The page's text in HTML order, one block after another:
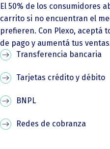
El 50% de los consumidores
carrito si no encuentran el
prefieren. Con Plexo, aceptá
de pago y aumentá tus
Transferencia bancaria
Tarjetas crédito y débito
BNPL
Redes de cobranza